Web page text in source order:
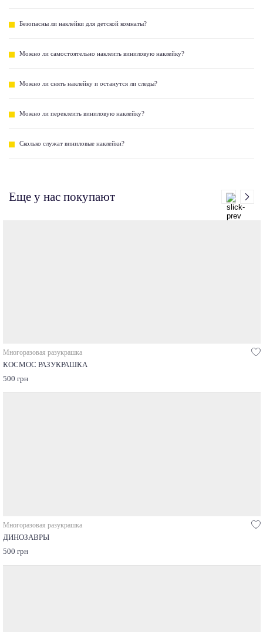
Безопасны ли наклейки для детской комнаты?
Можно ли самостоятельно наклеить виниловую наклейку?
Можно ли снять наклейку и останутся ли следы?
Можно ли переклеить виниловую наклейку?
Сколько служат виниловые наклейки?
Еще у нас покупают
Многоразовая разукрашка
КОСМОС РАЗУКРАШКА
500 грн
Многоразовая разукрашка
ДИНОЗАВРЫ
500 грн